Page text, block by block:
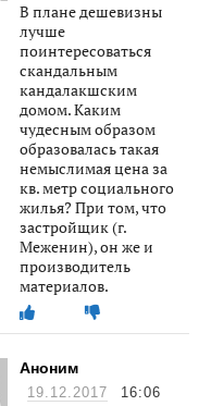
В плане дешевизны
лучше
поинтересоваться
скандальным
кандалакшским
домом. Каким
чудесным образом
образовалась такая
немыслимая цена за
кв. метр социального
жилья? При том, что
застройщик (г.
Меженин), он же и
производитель
материалов.
Аноним
19.12.2017 16:06